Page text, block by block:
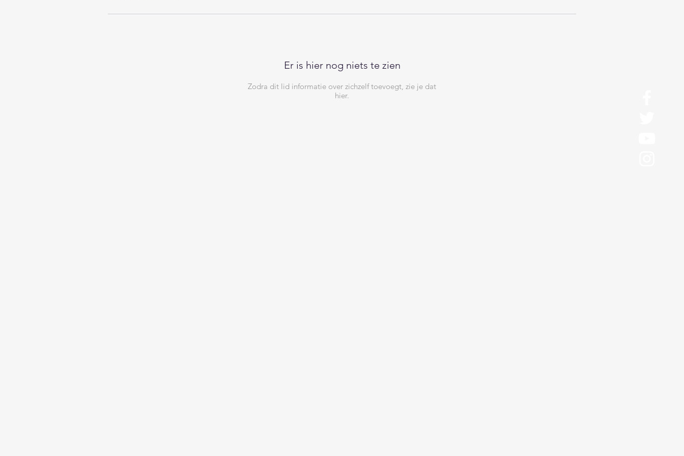
Er is hier nog niets te zien
Zodra dit lid informatie over zichzelf toevoegt, zie je dat
hier.